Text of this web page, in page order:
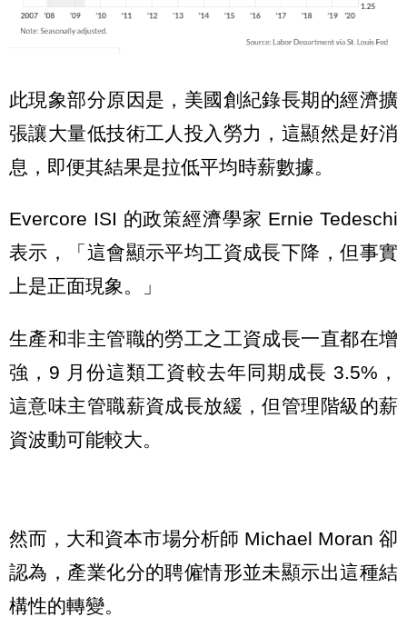
此現象部分原因是，美國創紀錄長期的經濟擴
張讓大量低技術工人投入勞力，這顯然是好消
息，即便其結果是拉低平均時薪數據。
Evercore ISI 的政策經濟學家 Ernie Tedeschi
表示，「這會顯示平均工資成長下降，但事實
上是正面現象。」
生產和非主管職的勞工之工資成長一直都在增
強，9 月份這類工資較去年同期成長 3.5%，
這意味主管職薪資成長放緩，但管理階級的薪
資波動可能較大。
然而，大和資本市場分析師 Michael Moran 卻
認為，產業化分的聘僱情形並未顯示出這種結
構性的轉變。